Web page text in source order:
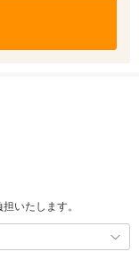
いたします。